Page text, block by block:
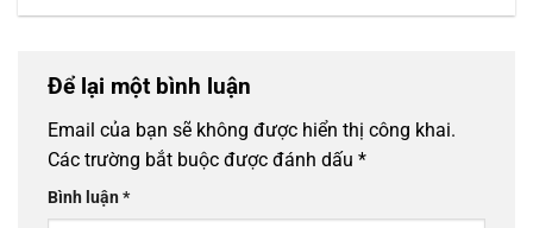
Để lại một bình luận
Email của bạn sẽ không được hiển thị công khai.
Các trường bắt buộc được đánh dấu *
Bình luận*